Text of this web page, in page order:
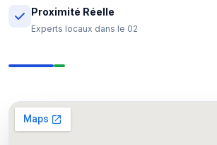
Proximité Réelle
Experts locaux dans le 02